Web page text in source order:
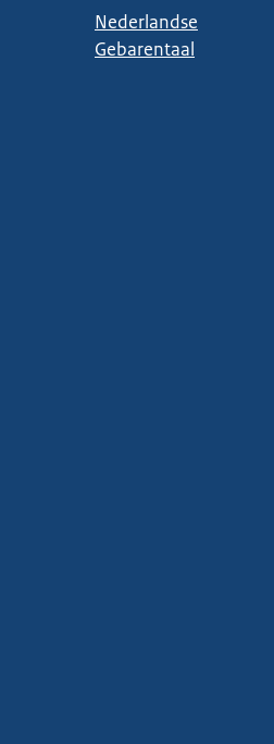
Nederlandse
Gebarentaal